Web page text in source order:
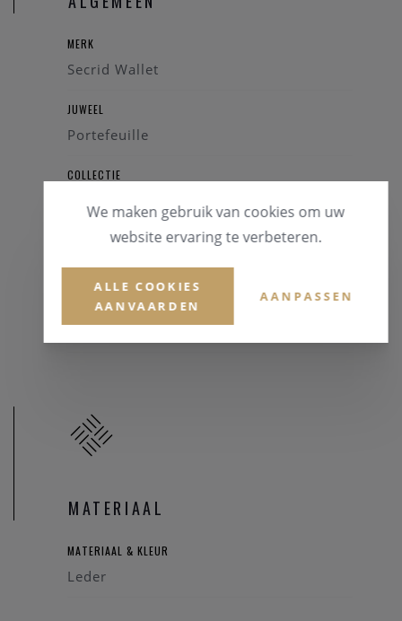
MERK
Secrid Wallet
JUWEEL
Portefeuille
COLLECTIE
REFERENTIE
MPC-BLACK
GARANTIE
MATERIAAL
MATERIAAL & KLEUR
Leder
We maken gebruik van cookies om uw
website ervaring te verbeteren.
ALLE COOKIES
AANVAARDEN
AANPASSEN